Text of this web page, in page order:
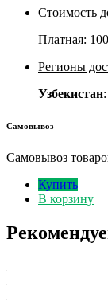
Стоимость
Платная:
Регионы
Узбекистан
Самовывоз
Самовывоз
Купить
В корзину